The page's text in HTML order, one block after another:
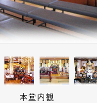
本堂内観